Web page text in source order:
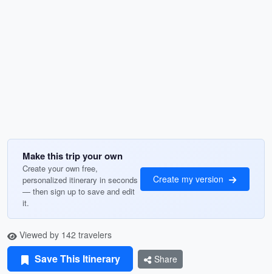
Make this trip your own
Create your own free,
personalized itinerary in seconds
— then sign up to save and edit
it.
Create my version
Viewed by 142 travelers
Save This Itinerary Share